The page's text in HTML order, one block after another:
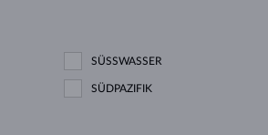
SÜSSWASSER
SÜDPAZIFIK